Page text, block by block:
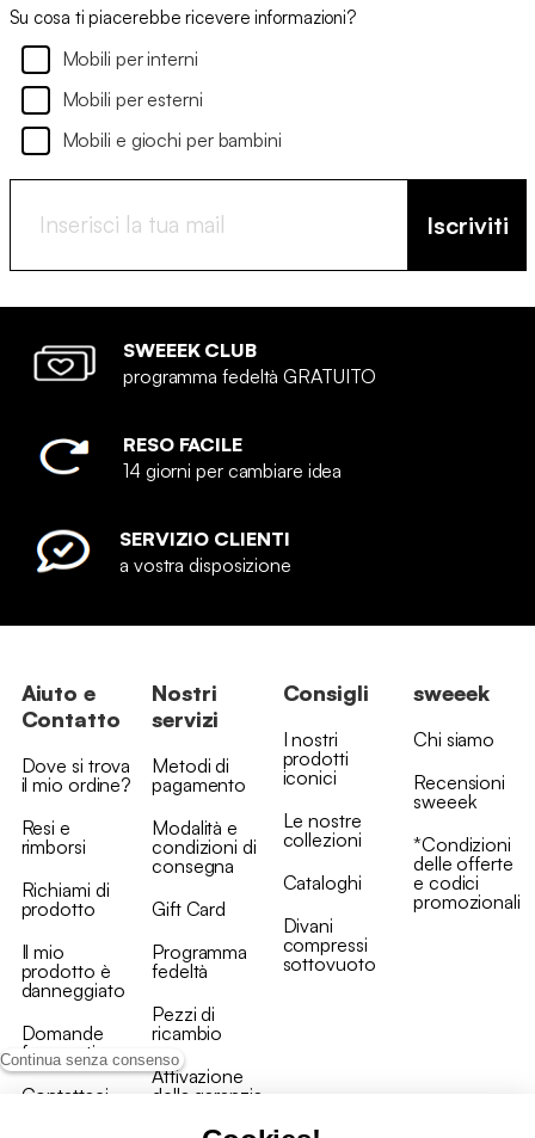
Continua senza consenso
Su cosa ti piacerebbe ricevere informazioni?
Mobili per interni
Mobili per esterni
Mobili e giochi per bambini
Iscriviti
SWEEEK CLUB
programma fedeltà GRATUITO
RESO FACILE
14 giorni per cambiare idea
SERVIZIO CLIENTI
a vostra disposizione
Aiuto e
Contatto
Dove si trova
il mio ordine?
Resi e
rimborsi
Richiami di
prodotto
Il mio
prodotto è
danneggiato
Domande
frequenti
Contattaci
Nostri
servizi
Metodi di
pagamento
Modalità e
condizioni di
consegna
Gift Card
Programma
fedeltà
Pezzi di
ricambio
Attivazione
della garanzia
Consigli
I nostri
prodotti
iconici
Le nostre
collezioni
Cataloghi
Divani
compressi
sottovuoto
sweeek
Chi siamo
Recensioni
sweeek
*Condizioni
delle offerte
e codici
promozionali